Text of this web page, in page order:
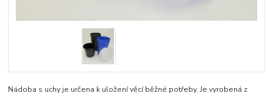
Nádoba s uchy je určena k uložení věcí běžné potřeby. Je vyrobená z